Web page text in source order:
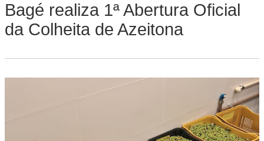
Bagé realiza 1ª Abertura Oficial
da Colheita de Azeitona